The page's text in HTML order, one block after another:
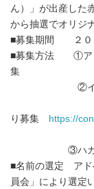
ん）」が出産した
から抽選でオリジ
■募集期間 ２０１
■募集方法 ①アド
集
②インター
「パンダの
り募集
https://
※サイトは
③ハガキ
■名前の選定 アド
員会」により選定